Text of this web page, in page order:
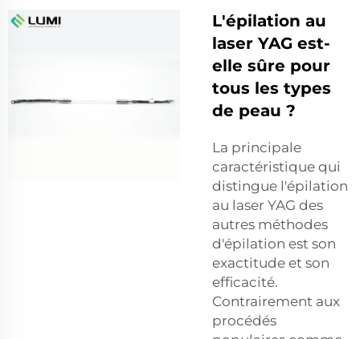
L'épilation au
laser YAG est-
elle sûre pour
tous les types
de peau ?
La principale
caractéristique qui
distingue l'épilation
au laser YAG des
autres méthodes
d'épilation est son
exactitude et son
efficacité.
Contrairement aux
procédés